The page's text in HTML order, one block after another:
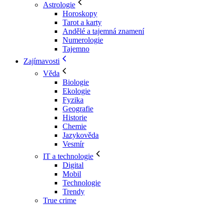
Astrologie
Horoskopy
Tarot a karty
Andělé a tajemná znamení
Numerologie
Tajemno
Zajímavosti
Věda
Biologie
Ekologie
Fyzika
Geografie
Historie
Chemie
Jazykověda
Vesmír
IT a technologie
Digital
Mobil
Technologie
Trendy
True crime